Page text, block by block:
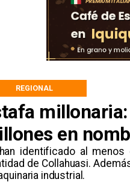
en
identificado al
de Collahuasi.
industrial.
REGIONAL